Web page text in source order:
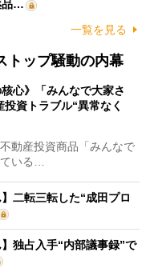
品…
一覧を見る
トップ騒動の内幕
心》「みんなで大家さ
資トラブル“異常なく
動産投資商品「みんなで
ている…
二転三転した“成田プロ
独占入手“内部議事録”で